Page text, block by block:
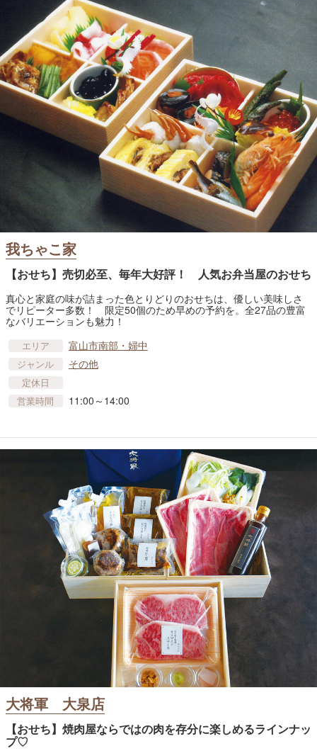
我ちゃこ家
【おせち】売切必至、毎年大好評！ 人気お弁当屋のおせち
真心と家庭の味が詰まった色とりどりのおせちは、優しい美味しさ
でリピーター多数！ 限定50個のため早めの予約を。全27品の豊富
なバリエーションも魅力！
エリア 富山市南部・婦中
ジャンル その他
定休日
営業時間
11:00～14:00
大将軍 大泉店
【おせち】焼肉屋ならではの肉を存分に楽しめるラインナッ
プ♡